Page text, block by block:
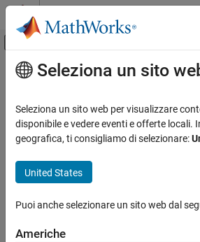
Vai al contenuto
Attiva/disattiva menu di
Risorsa
Stato
Contenuto principale
Seleziona un sito
Seleziona un sito web per visualizzare
disponibile e vedere eventi e offerte locali.
geografica, ti consigliamo di selezionare:
United States
Puoi anche selezionare un sito web dal
Americhe